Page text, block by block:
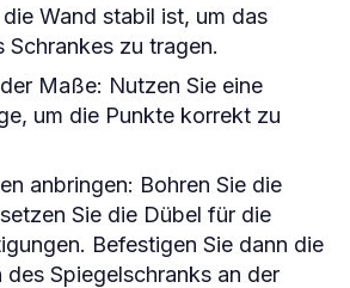
Wand stabil ist, um das
Schrankes zu tragen.
Maße: Nutzen Sie eine
um die Punkte korrekt zu
anbringen: Bohren Sie die
Sie die Dübel für die
Befestigen Sie dann die
des Spiegelschranks an der